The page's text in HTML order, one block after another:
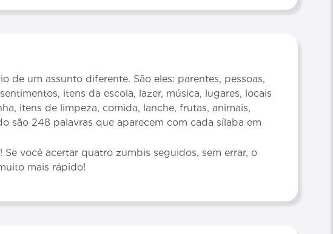
de um assunto diferente. São eles: parentes, pessoas,
itens da escola, lazer, música, lugares, locais
itens de limpeza, comida, lanche, frutas, animais,
são 248 palavras que aparecem com cada sílaba em
você acertar quatro zumbis seguidos, sem errar, o
mais rápido!